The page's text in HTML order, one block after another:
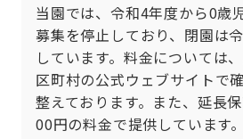
当園では、令和4年度から0歳
募集を停止しており、閉園は
しています。料金については
区町村の公式ウェブサイトで
整えております。また、延長
00円の料金で提供しています。